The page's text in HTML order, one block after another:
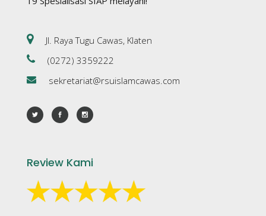
Jl. Raya Tugu Cawas, Klaten
(0272) 3359222
sekretariat@rsuislamcawas.com
Review Kami